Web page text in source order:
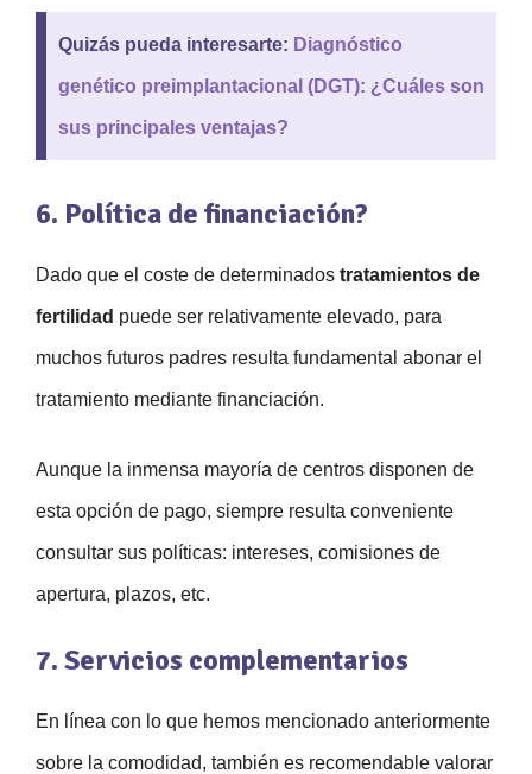
Quizás pueda interesarte: Diagnóstico
genético preimplantacional (DGT): ¿Cuáles son
sus principales ventajas?
6. Política de financiación?
Dado que el coste de determinados tratamientos de
fertilidad puede ser relativamente elevado, para
muchos futuros padres resulta fundamental abonar el
tratamiento mediante financiación.
Aunque la inmensa mayoría de centros disponen de
esta opción de pago, siempre resulta conveniente
consultar sus políticas: intereses, comisiones de
apertura, plazos, etc.
7. Servicios complementarios
En línea con lo que hemos mencionado anteriormente
sobre la comodidad, también es recomendable valorar